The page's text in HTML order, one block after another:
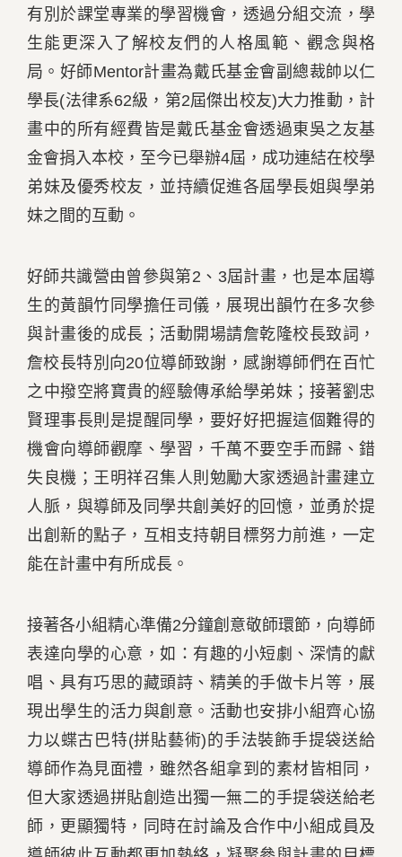
有別於課堂專業的學習機會，透過分組交流，學
生能更深入了解校友們的人格風範、觀念與格
局。好師Mentor計畫為戴氏基金會副總裁帥以仁
學長(法律系62級，第2屆傑出校友)大力推動，計
畫中的所有經費皆是戴氏基金會透過東吳之友基
金會捐入本校，至今已舉辦4屆，成功連結在校學
弟妹及優秀校友，並持續促進各屆學長姐與學弟
妹之間的互動。
好師共識營由曾參與第2、3屆計畫，也是本屆導
生的黃韻竹同學擔任司儀，展現出韻竹在多次參
與計畫後的成長；活動開場請詹乾隆校長致詞，
詹校長特別向20位導師致謝，感謝導師們在百忙
之中撥空將寶貴的經驗傳承給學弟妹；接著劉忠
賢理事長則是提醒同學，要好好把握這個難得的
機會向導師觀摩、學習，千萬不要空手而歸、錯
失良機；王明祥召集人則勉勵大家透過計畫建立
人脈，與導師及同學共創美好的回憶，並勇於提
出創新的點子，互相支持朝目標努力前進，一定
能在計畫中有所成長。
接著各小組精心準備2分鐘創意敬師環節，向導師
表達向學的心意，如：有趣的小短劇、深情的獻
唱、具有巧思的藏頭詩、精美的手做卡片等，展
現出學生的活力與創意。活動也安排小組齊心協
力以蝶古巴特(拼貼藝術)的手法裝飾手提袋送給
導師作為見面禮，雖然各組拿到的素材皆相同，
但大家透過拼貼創造出獨一無二的手提袋送給老
師，更顯獨特，同時在討論及合作中小組成員及